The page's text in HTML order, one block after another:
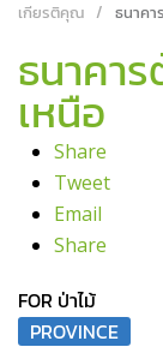
เกียรติคุณ
ธนาคา
ธนาคา
เหนือ
Share
Tweet
Email
Share
FOR ป่าไม้
PROVINCE